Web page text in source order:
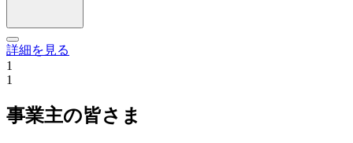
詳細を見る
1
1
事業主の皆さま